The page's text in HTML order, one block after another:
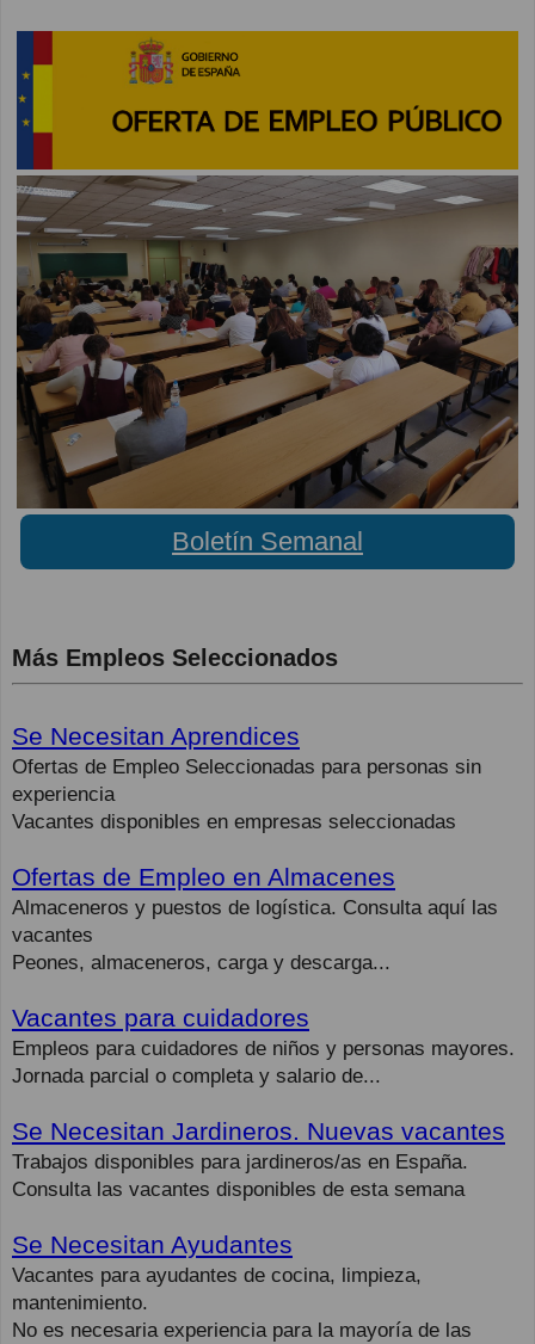
Boletín Semanal
Más Empleos Seleccionados
Se Necesitan Aprendices
Ofertas de Empleo Seleccionadas para personas sin
experiencia
Vacantes disponibles en empresas seleccionadas
Ofertas de Empleo en Almacenes
Almaceneros y puestos de logística. Consulta aquí las
vacantes
Peones, almaceneros, carga y descarga...
Vacantes para cuidadores
Empleos para cuidadores de niños y personas mayores.
Jornada parcial o completa y salario de...
Se Necesitan Jardineros. Nuevas vacantes
Trabajos disponibles para jardineros/as en España.
Consulta las vacantes disponibles de esta semana
Se Necesitan Ayudantes
Vacantes para ayudantes de cocina, limpieza,
mantenimiento.
No es necesaria experiencia para la mayoría de las